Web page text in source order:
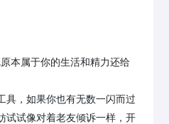
本属于你的生活和精力还给
具，如果你也有无数一闪而过
试试像对着老友倾诉一样，开